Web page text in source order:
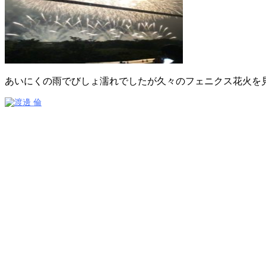
あいにくの雨でびしょ濡れでしたが久々のフェニクス花火を